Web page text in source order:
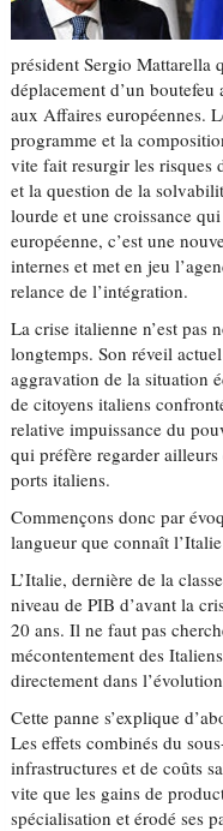
président Sergio Mattarella
déplacement d’un
aux Affaires européennes.
programme et la
vite fait resurgir les risques
et la question de la
lourde et une croissance
européenne, c’est une
internes et met en jeu
relance de l’intégration.
La crise italienne n’est pas
longtemps. Son réveil
aggravation de la situation
de citoyens italiens
relative impuissance du
qui préfère regarder
ports italiens.
Commençons donc par
langueur que connaît
L’Italie, dernière de la
niveau de PIB d’avant la
20 ans. Il ne faut pas
mécontentement des
directement dans
Cette panne s’explique
Les effets combinés du
infrastructures et de coûts
vite que les gains de
spécialisation et érodé ses